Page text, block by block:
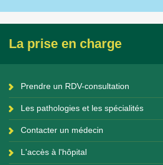
La prise en charge
Prendre un RDV-consultation
Les pathologies et les spécialités
Contacter un médecin
L'accès à l'hôpital